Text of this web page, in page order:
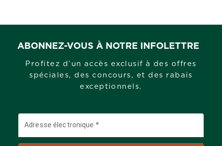
ABONNEZ-VOUS À NOTRE INFOLETTRE
Profitez d’un accès exclusif à des offres
spéciales, des concours, et des rabais
exceptionnels.